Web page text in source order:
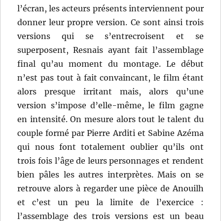
l’écran, les acteurs présents interviennent pour
donner leur propre version. Ce sont ainsi trois
versions qui se s’entrecroisent et se
superposent, Resnais ayant fait l’assemblage
final qu’au moment du montage. Le début
n’est pas tout à fait convaincant, le film étant
alors presque irritant mais, alors qu’une
version s’impose d’elle-même, le film gagne
en intensité. On mesure alors tout le talent du
couple formé par Pierre Arditi et Sabine Azéma
qui nous font totalement oublier qu’ils ont
trois fois l’âge de leurs personnages et rendent
bien pâles les autres interprètes. Mais on se
retrouve alors à regarder une pièce de Anouilh
et c’est un peu la limite de l’exercice :
l’assemblage des trois versions est un beau